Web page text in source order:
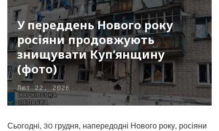
У переддень Нового року
росіяни продовжують
знищувати Куп’янщину
(фото)
Лют 22, 2026
Сьогодні, 30 грудня, напередодні Нового року, росіяни